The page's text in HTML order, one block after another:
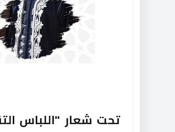
تحت شعار "اللباس